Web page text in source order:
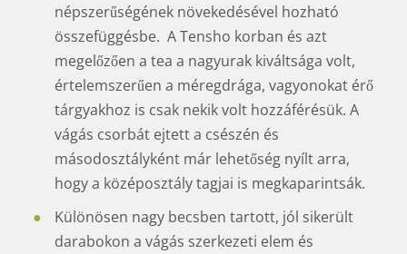
népszerűségének növekedésével hozható
összefüggésbe. A Tensho korban és azt
megelőzően a tea a nagyurak kiváltsága volt,
értelemszerűen a méregdrága, vagyonokat érő
tárgyakhoz is csak nekik volt hozzáférésük. A
vágás csorbát ejtett a csészén és
másodosztályként már lehetőség nyílt arra,
hogy a középosztály tagjai is megkaparintsák.
Különösen nagy becsben tartott, jól sikerült
darabokon a vágás szerkezeti elem és